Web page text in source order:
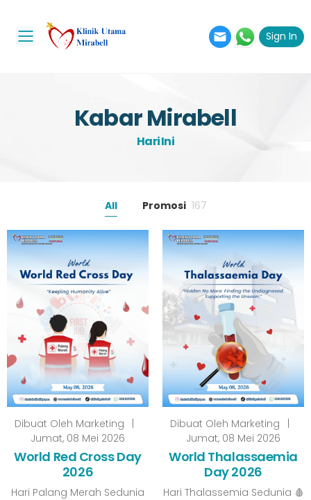
Toggle mobile menu Sign In
Kabar Mirabell
Hari Ini
All Promosi 167
Dibuat Oleh Marketing
Jumat, 08 Mei 2026
World Red Cross Day
2026
Hari Palang Merah Sedunia
Dibuat Oleh Marketing
Jumat, 08 Mei 2026
World Thalassaemia
Day 2026
Hari Thalassemia Sedunia 🩸